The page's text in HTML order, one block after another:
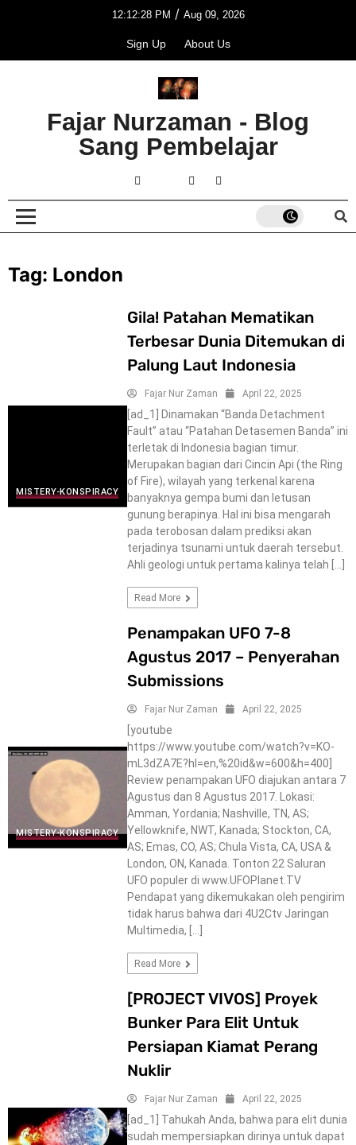
12:12:28 PM / Aug 09, 2026
Sign Up About Us
Fajar Nurzaman - Blog
Sang Pembelajar
Tag: London
MISTERY-KONSPIRACY
Gila! Patahan Mematikan
Terbesar Dunia Ditemukan di
Palung Laut Indonesia
Fajar Nur Zaman April 22, 2025
[ad_1] Dinamakan “Banda Detachment
Fault” atau “Patahan Detasemen Banda” ini
terletak di Indonesia bagian timur.
Merupakan bagian dari Cincin Api (the Ring
of Fire), wilayah yang terkenal karena
banyaknya gempa bumi dan letusan
gunung berapinya. Hal ini bisa mengarah
pada terobosan dalam prediksi akan
terjadinya tsunami untuk daerah tersebut.
Ahli geologi untuk pertama kalinya telah […]
Read More
MISTERY-KONSPIRACY
Penampakan UFO 7-8
Agustus 2017 – Penyerahan
Submissions
Fajar Nur Zaman April 22, 2025
[youtube
https://www.youtube.com/watch?v=KO-
mL3dZA7E?hl=en,%20id&w=600&h=400]
Review penampakan UFO diajukan antara 7
Agustus dan 8 Agustus 2017. Lokasi:
Amman, Yordania; Nashville, TN, AS;
Yellowknife, NWT, Kanada; Stockton, CA,
AS; Emas, CO, AS; Chula Vista, CA, USA &
London, ON, Kanada. Tonton 22 Saluran
UFO populer di www.UFOPlanet.TV
Pendapat yang dikemukakan oleh pengirim
tidak harus bahwa dari 4U2Ctv Jaringan
Multimedia, […]
Read More
[PROJECT VIVOS] Proyek
Bunker Para Elit Untuk
Persiapan Kiamat Perang
Nuklir
Fajar Nur Zaman April 22, 2025
[ad_1] Tahukah Anda, bahwa para elit dunia
sudah mempersiapkan dirinya untuk dapat